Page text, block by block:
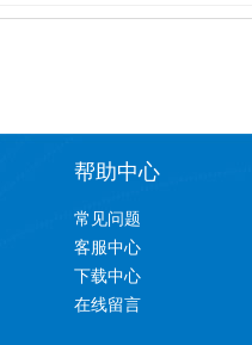
帮助中心
常见问题
客服中心
下载中心
在线留言